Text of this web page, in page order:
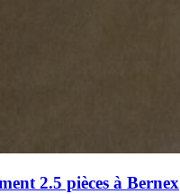
2.5 pièces à Bernex